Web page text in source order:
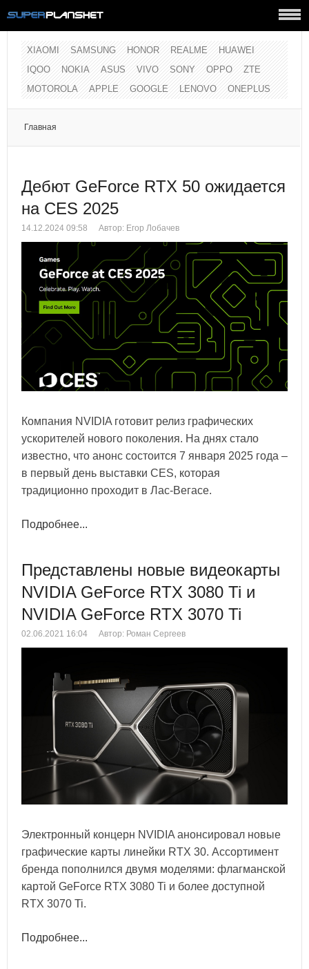
XIAOMI SAMSUNG HONOR REALME
HUAWEI
IQOO
NOKIA ASUS VIVO SONY OPPO
ZTE
MOTOROLA
APPLE GOOGLE LENOVO ONEPLUS
Главная
Дебют GeForce RTX 50 ожидается
на CES 2025
14.12.2024 09:58 Автор: Егор Лобачев
Компания NVIDIA готовит релиз графических
ускорителей нового поколения. На днях стало
известно, что анонс состоится 7 января 2025 года –
в первый день выставки CES, которая
традиционно проходит в Лас-Вегасе.
Подробнее...
Представлены новые видеокарты
NVIDIA GeForce RTX 3080 Ti и
NVIDIA GeForce RTX 3070 Ti
02.06.2021 16:04 Автор: Роман Сергеев
Электронный концерн NVIDIA анонсировал новые
графические карты линейки RTX 30. Ассортимент
бренда пополнился двумя моделями: флагманской
картой GeForce RTX 3080 Ti и более доступной
RTX 3070 Ti.
Подробнее...